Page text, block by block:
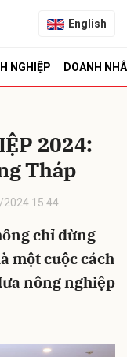
English
NGHIỆP DOANH
2024:
Tháp
15:44
chỉ dừng
một cuộc cách
nông nghiệp
Hủy